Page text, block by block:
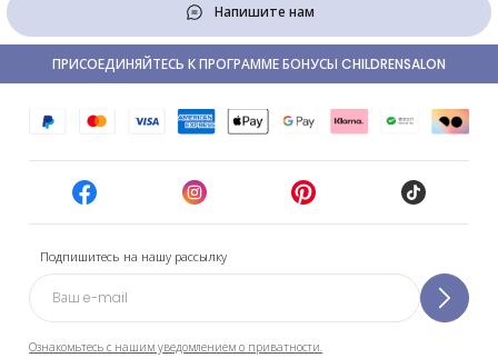
Напишите нам
Подпишитесь на нашу рассылку
Ознакомьтесь с нашим уведомлением о приватности.
ПРИСОЕДИНЯЙТЕСЬ К ПРОГРАММЕ БОНУСЫ CHILDRENSALON